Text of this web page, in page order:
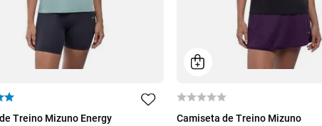
Treino Mizuno Energy
P
Camiseta de Treino Mizuno